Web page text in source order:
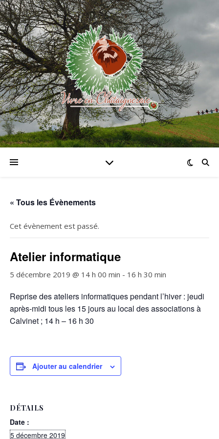
« Tous les Évènements
Cet évènement est passé.
Atelier informatique
5 décembre 2019 @ 14 h 00 min - 16 h 30 min
Reprise des ateliers informatiques pendant l’hiver : jeudi
après-midi tous les 15 jours au local des associations à
Calvinet ; 14 h – 16 h 30
Ajouter au calendrier
DÉTAILS
Date :
5 décembre 2019